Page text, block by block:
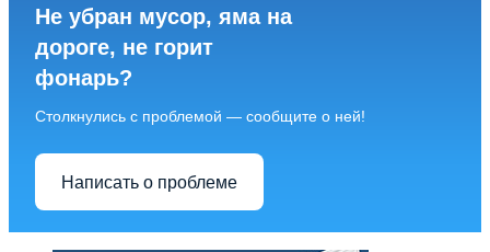
Не убран мусор, яма на
дороге, не горит
фонарь?
Столкнулись с проблемой — сообщите о ней!
Написать о проблеме